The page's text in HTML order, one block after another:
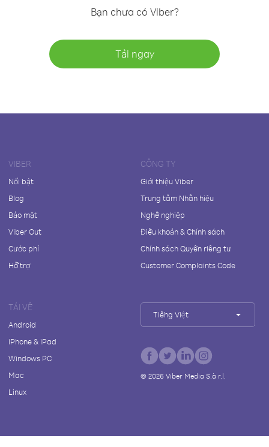
Bạn chưa có Viber?
Tải ngay
VIBER
Nổi bật
Blog
Bảo mật
Viber Out
Cước phí
Hỗ trợ
CÔNG TY
Giới thiệu Viber
Trung tâm Nhãn hiệu
Nghề nghiệp
Điều khoản & Chính sách
Chính sách Quyền riêng tư
Customer Complaints Code
TẢI VỀ
Android
iPhone & iPad
Windows PC
Mac
Linux
Tiếng Việt
© 2026Viber Media S.à r.l.